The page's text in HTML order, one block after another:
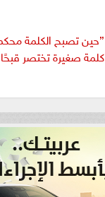
”حين تصبح الكلمة
كلمة صغيرة تختصر قبحًا